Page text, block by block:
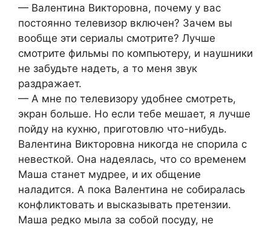
— Валентина Викторовна, почему у вас
постоянно телевизор включен? Зачем вы
вообще эти сериалы смотрите? Лучше
смотрите фильмы по компьютеру, и наушники
не забудьте надеть, а то меня звук
раздражает.
— А мне по телевизору удобнее смотреть,
экран больше. Но если тебе мешает, я лучше
пойду на кухню, приготовлю что-нибудь.
Валентина Викторовна никогда не спорила с
невесткой. Она надеялась, что со временем
Маша станет мудрее, и их общение
наладится. А пока Валентина не собиралась
конфликтовать и высказывать претензии.
Маша редко мыла за собой посуду, не